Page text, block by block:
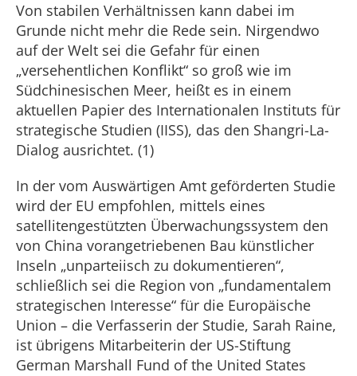
Von stabilen Verhältnissen kann dabei im
Grunde nicht mehr die Rede sein. Nirgendwo
auf der Welt sei die Gefahr für einen
„versehentlichen Konflikt“ so groß wie im
Südchinesischen Meer, heißt es in einem
aktuellen Papier des Internationalen Instituts für
strategische Studien (IISS), das den Shangri-La-
Dialog ausrichtet. (1)
In der vom Auswärtigen Amt geförderten Studie
wird der EU empfohlen, mittels eines
satellitengestützten Überwachungssystem den
von China vorangetriebenen Bau künstlicher
Inseln „unparteiisch zu dokumentieren“,
schließlich sei die Region von „fundamentalem
strategischen Interesse“ für die Europäische
Union – die Verfasserin der Studie, Sarah Raine,
ist übrigens Mitarbeiterin der US-Stiftung
German Marshall Fund of the United States